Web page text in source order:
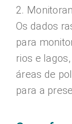
2.
Os dados
para
rios e
áreas de
para a